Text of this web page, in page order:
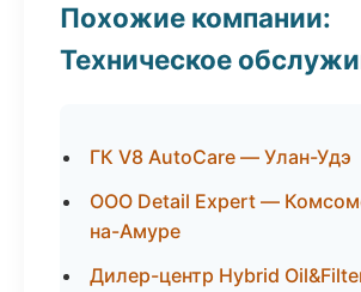
Похожие компании:
Техническое
ГК V8 AutoCare — Улан-Удэ
ООО Detail Expert —
на-Амуре
Дилер-центр Hybrid